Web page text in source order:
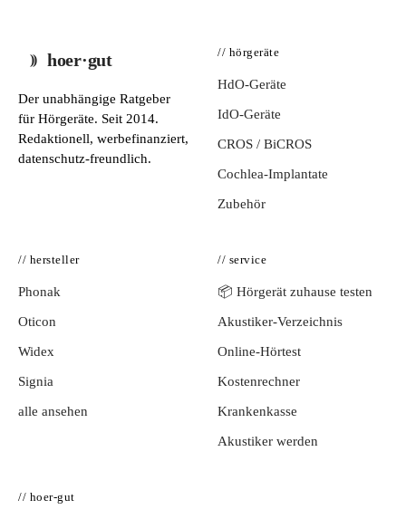
hoer·gut
Der unabhängige Ratgeber
für Hörgeräte. Seit 2014.
Redaktionell, werbefinanziert,
datenschutz-freundlich.
// hörgeräte
HdO-Geräte
IdO-Geräte
CROS / BiCROS
Cochlea-Implantate
Zubehör
// hersteller
Phonak
Oticon
Widex
Signia
alle ansehen
// service
📦 Hörgerät zuhause testen
Akustiker-Verzeichnis
Online-Hörtest
Kostenrechner
Krankenkasse
Akustiker werden
// hoer-gut